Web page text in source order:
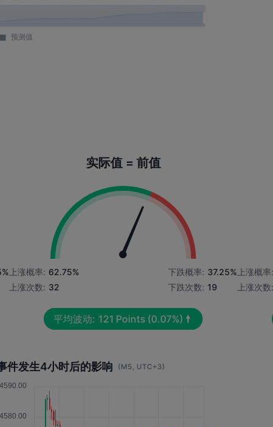
实际值 = 前值
上涨概率: 62.75%
上涨次数: 32
下跌概率: 37.25%
下跌次数: 19
平均波动: 121 Points (0.07%)
上涨概
上涨次
件发生4小时后的影响 (M5, UTC+3)